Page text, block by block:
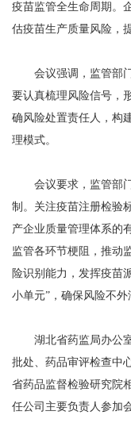
疫苗监管全生命周期。
估疫苗生产质量风险，
会议强调，监管部门
要认真梳理风险信号，
确风险处置责任人，构
理模式。
会议要求，监管部门
制。关注疫苗注册检验
产企业质量管理体系的
监管各环节梗阻，推动
险识别能力，发挥疫苗
小单元”，确保风险不外
湖北省药监局办公室
批处、药品审评检查中
省药品监督检验研究院
任公司主要负责人参加